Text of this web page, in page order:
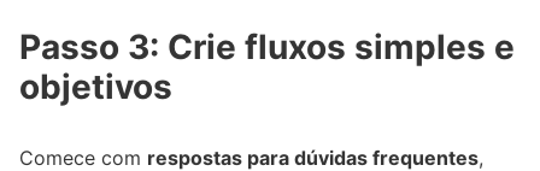
Passo 3: Crie fluxos simples e
objetivos
Comece com respostas para dúvidas frequentes,